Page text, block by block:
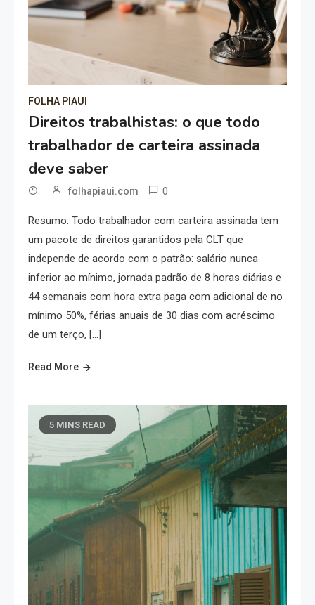
FOLHA PIAUI
Direitos trabalhistas: o que todo
trabalhador de carteira assinada
deve saber
folhapiaui.com 0
Resumo: Todo trabalhador com carteira assinada tem
um pacote de direitos garantidos pela CLT que
independe de acordo com o patrão: salário nunca
inferior ao mínimo, jornada padrão de 8 horas diárias e
44 semanais com hora extra paga com adicional de no
mínimo 50%, férias anuais de 30 dias com acréscimo
de um terço, […]
Read More
5 MINS READ